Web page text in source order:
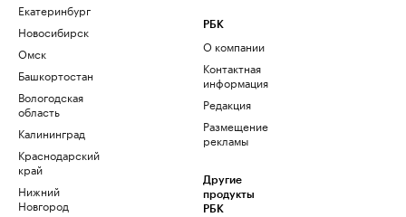
Екатеринбург
Новосибирск
Омск
Башкортостан
Вологодская
область
Калининград
Краснодарский
край
Нижний
Новгород
РБК
О компании
Контактная
информация
Редакция
Размещение
рекламы
Другие
продукты
РБК